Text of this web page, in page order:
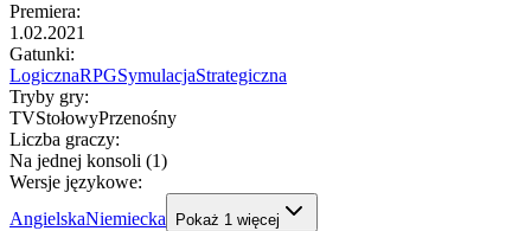
Premiera:
1.02.2021
Gatunki:
LogicznaRPGSymulacjaStrategiczna
Tryby gry:
TVStołowyPrzenośny
Liczba graczy:
Na jednej konsoli (1)
Wersje językowe:
AngielskaNiemiecka Pokaż 1 więcej